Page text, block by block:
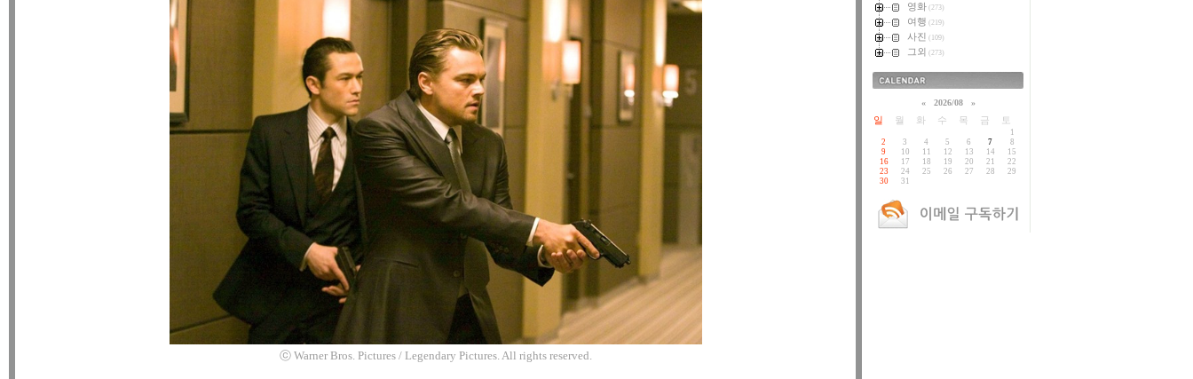
ⓒ Warner Bros. Pictures / Legendary Pictures. All rights reserved.
영화 (273)
여행 (219)
사진 (109)
그외 (273)
« 2026/08 »
일 월 화 수 목 금 토
1
2
3 4 5 6 7
8
9
10 11 12 13 14
15
16
17 18 19 20 21
22
23
24 25 26 27 28
29
30
31